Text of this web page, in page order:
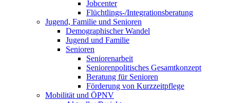
Jobcenter
Flüchtlings-/Integrationsberatung
Jugend, Familie und Senioren
Demographischer Wandel
Jugend und Familie
Senioren
Seniorenarbeit
Seniorenpolitisches Gesamtkonzept
Beratung für Senioren
Förderung von Kurzzeitpflege
Mobilität und ÖPNV